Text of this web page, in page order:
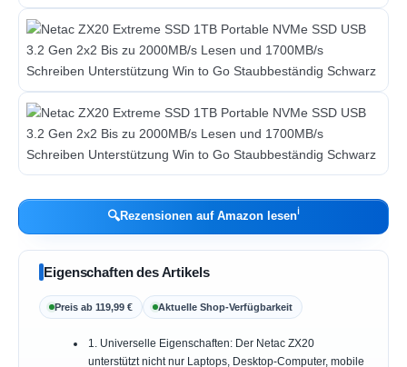
🔍Rezensionen auf Amazon lesenℹ︎
Eigenschaften des Artikels
Preis ab 119,99 € Aktuelle Shop-Verfügbarkeit
1. Universelle Eigenschaften: Der Netac ZX20
unterstützt nicht nur Laptops, Desktop-Computer, mobile